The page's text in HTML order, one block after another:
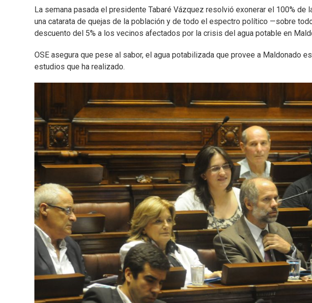
La semana pasada el presidente Tabaré Vázquez resolvió exonerar el 100% de
una catarata de quejas de la población y de todo el espectro político —sobre
descuento del 5% a los vecinos afectados por la crisis del agua potable en
OSE asegura que pese al sabor, el agua potabilizada que provee a Maldonado
estudios que ha realizado.